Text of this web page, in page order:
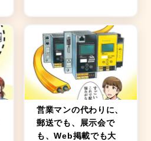
営業マンの代わりに、
郵送でも、展示会で
も、Web掲載でも大